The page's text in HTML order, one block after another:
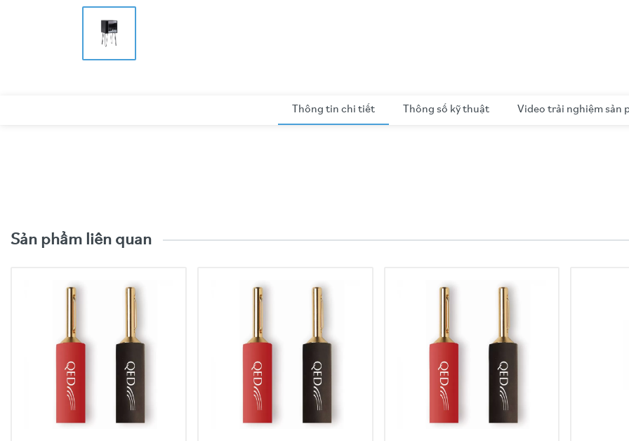
Thông tin chi tiết Thông số kỹ thuật Video trải nghiệm sản
Sản phẩm liên quan